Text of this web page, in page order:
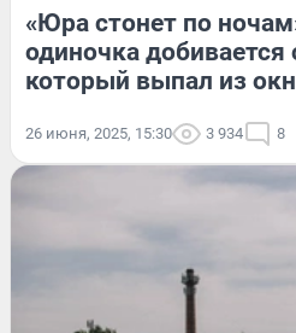
«Юра стонет по
одиночка добивается
который выпал из
26 июня, 2025, 15:30 3 934 8